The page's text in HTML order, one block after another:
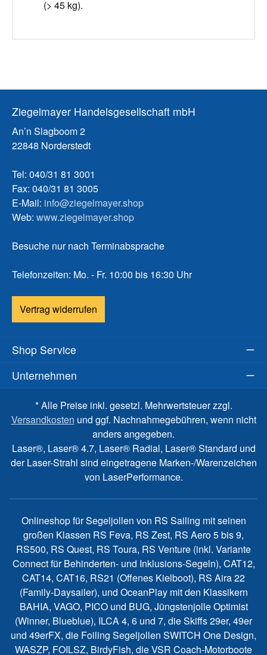
(> 45 kg).
Ziegelmayer Handelsgesellschaft mbH
An’n Slagboom 2
22848 Norderstedt
Tel: 040/31 81 3001
Fax: 040/31 81 3005
E-Mail: info@ziegelmayer.shop
Web: www.ziegelmayer.shop
Besuche nur nach Terminabsprache
Telefonzeiten: Mo. - Fr. 10:00 bis 16:30 Uhr
Vertrag widerrufen
Shop Service
Unternehmen
* Alle Preise inkl. gesetzl. Mehrwertsteuer zzgl.
Versandkosten und ggf. Nachnahmegebühren, wenn nicht
anders angegeben.
Laser®, Laser® 4.7, Laser® Radial, Laser® Standard und
der Laser-Strahl sind eingetragene Marken-/Warenzeichen
von LaserPerformance.
Onlineshop für Segeljollen von RS Sailing mit seinen
großen Klassen RS Feva, RS Zest, RS Aero 5 bis 9,
RS500, RS Quest, RS Toura, RS Venture (inkl. Variante
Connect für Behinderten- und Inklusions-Segeln), CAT12,
CAT14, CAT16, RS21 (Offenes Kielboot), RS Aira 22
(Family-Daysailer), und OceanPlay mit den Klassikern
BAHIA, VAGO, PICO und BUG, Jüngstenjolle Optimist
(Winner, Blueblue), ILCA 4, 6 und 7, die Skiffs 29er, 49er
und 49erFX, die Foiling Segeljollen SWITCH One Design,
WASZP, FOILSZ, BirdyFish, die VSR Coach-Motorboote